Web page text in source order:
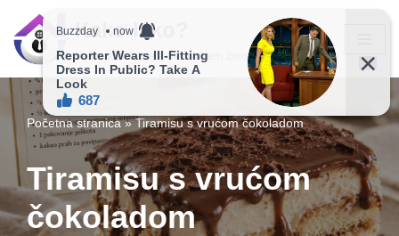
Skip
content
Kako lako?
Vaš vodič ka jednostavnijem životu!
Početna stranica»Tiramisu s vrućom čokoladom
Tiramisu s vrućom
čokoladom